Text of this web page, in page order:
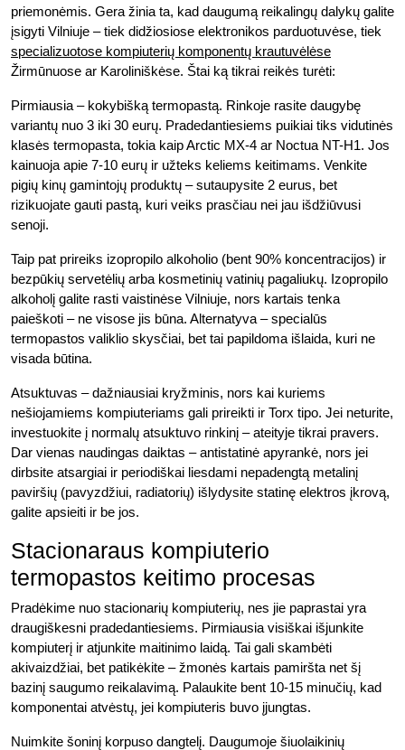
priemonėmis. Gera žinia ta, kad daugumą reikalingų dalykų galite
įsigyti Vilniuje – tiek didžiosiose elektronikos parduotuvėse, tiek
specializuotose kompiuterių komponentų krautuvėlėse
Žirmūnuose ar Karoliniškėse. Štai ką tikrai reikės turėti:
Pirmiausia – kokybišką termopastą. Rinkoje rasite daugybę
variantų nuo 3 iki 30 eurų. Pradedantiesiems puikiai tiks vidutinės
klasės termopasta, tokia kaip Arctic MX-4 ar Noctua NT-H1. Jos
kainuoja apie 7-10 eurų ir užteks keliems keitimams. Venkite
pigių kinų gamintojų produktų – sutaupysite 2 eurus, bet
rizikuojate gauti pastą, kuri veiks prasčiau nei jau išdžiūvusi
senoji.
Taip pat prireiks izopropilo alkoholio (bent 90% koncentracijos) ir
bezpūkių servetėlių arba kosmetinių vatinių pagaliukų. Izopropilo
alkoholį galite rasti vaistinėse Vilniuje, nors kartais tenka
paieškoti – ne visose jis būna. Alternatyva – specialūs
termopastos valiklio skysčiai, bet tai papildoma išlaida, kuri ne
visada būtina.
Atsuktuvas – dažniausiai kryžminis, nors kai kuriems
nešiojamiems kompiuteriams gali prireikti ir Torx tipo. Jei neturite,
investuokite į normalų atsuktuvo rinkinį – ateityje tikrai pravers.
Dar vienas naudingas daiktas – antistatinė apyrankė, nors jei
dirbsite atsargiai ir periodiškai liesdami nepadengtą metalinį
paviršių (pavyzdžiui, radiatorių) išlydysite statinę elektros įkrovą,
galite apsieiti ir be jos.
Stacionaraus kompiuterio
termopastos keitimo procesas
Pradėkime nuo stacionarių kompiuterių, nes jie paprastai yra
draugiškesni pradedantiesiems. Pirmiausia visiškai išjunkite
kompiuterį ir atjunkite maitinimo laidą. Tai gali skambėti
akivaizdžiai, bet patikėkite – žmonės kartais pamiršta net šį
bazinį saugumo reikalavimą. Palaukite bent 10-15 minučių, kad
komponentai atvėstų, jei kompiuteris buvo įjungtas.
Nuimkite šoninį korpuso dangtelį. Daugumoje šiuolaikinių